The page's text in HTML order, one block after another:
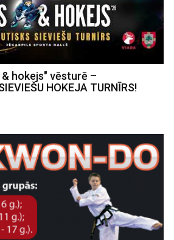
& hokejs" vēsturē –
HOKEJA TURNĪRS!